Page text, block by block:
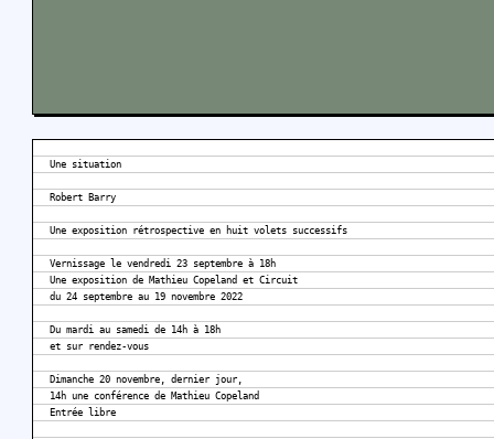
Une situation
Robert Barry
Une exposition rétrospective en huit volets successifs
Vernissage le vendredi 23 septembre à 18h
Une exposition de Mathieu Copeland et Circuit
du 24 septembre au 19 novembre 2022
Du mardi au samedi de 14h à 18h
et sur rendez-vous
Dimanche 20 novembre, dernier jour,
14h une conférence de Mathieu Copeland
Entrée libre